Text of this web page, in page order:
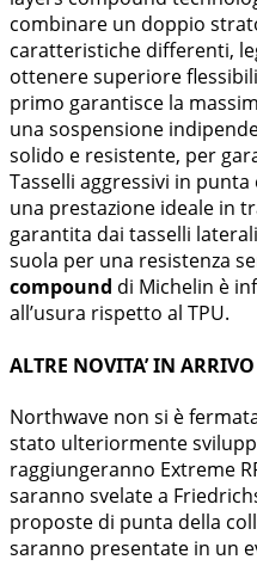
combinare un doppio
caratteristiche differenti,
ottenere superiore
primo garantisce la
una sospensione
solido e resistente, per
Tasselli aggressivi in
una prestazione ideale in
garantita dai tasselli
suola per una resistenza
compound di Michelin è
all’usura rispetto al TPU.
ALTRE NOVITA’ IN ARRIVO
Northwave non si è
stato ulteriormente
raggiungeranno Extreme
saranno svelate a
proposte di punta della
saranno presentate in un